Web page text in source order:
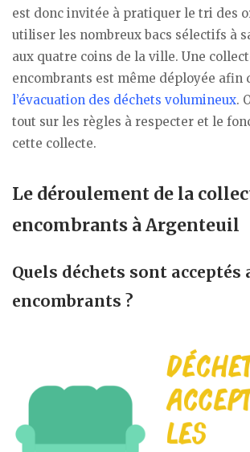
est donc invitée à pratiquer le tri des
utiliser les nombreux bacs sélectifs à
aux quatre coins de la ville. Une
encombrants est même déployée afin
l’évacuation des déchets volumineux.
tout sur les règles à respecter et le
cette collecte.
Le déroulement de la
encombrants à Argenteuil
Quels déchets sont acceptés
encombrants ?